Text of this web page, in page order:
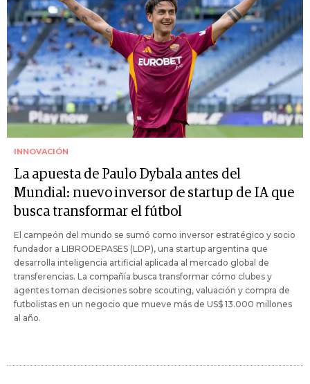
INNOVACIÓN
La apuesta de Paulo Dybala antes del
Mundial: nuevo inversor de startup de IA que
busca transformar el fútbol
El campeón del mundo se sumó como inversor estratégico y socio
fundador a LIBRODEPASES (LDP), una startup argentina que
desarrolla inteligencia artificial aplicada al mercado global de
transferencias. La compañía busca transformar cómo clubes y
agentes toman decisiones sobre scouting, valuación y compra de
futbolistas en un negocio que mueve más de US$ 13.000 millones
al año.